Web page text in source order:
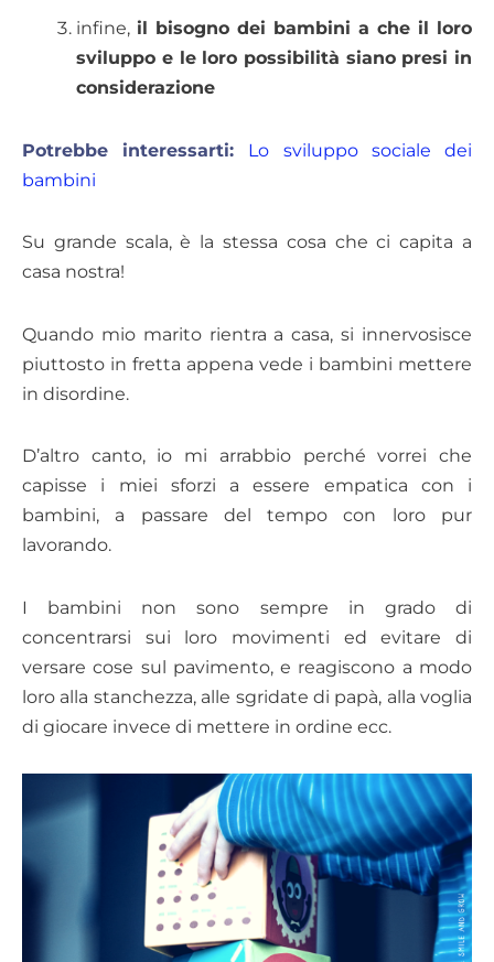
infine, il bisogno dei bambini a che il loro
sviluppo e le loro possibilità siano presi in
considerazione
Potrebbe interessarti: Lo sviluppo sociale dei
bambini
Su grande scala, è la stessa cosa che ci capita a
casa nostra!
Quando mio marito rientra a casa, si innervosisce
piuttosto in fretta appena vede i bambini mettere
in disordine.
D’altro canto, io mi arrabbio perché vorrei che
capisse i miei sforzi a essere empatica con i
bambini, a passare del tempo con loro pur
lavorando.
I bambini non sono sempre in grado di
concentrarsi sui loro movimenti ed evitare di
versare cose sul pavimento, e reagiscono a modo
loro alla stanchezza, alle sgridate di papà, alla voglia
di giocare invece di mettere in ordine ecc.